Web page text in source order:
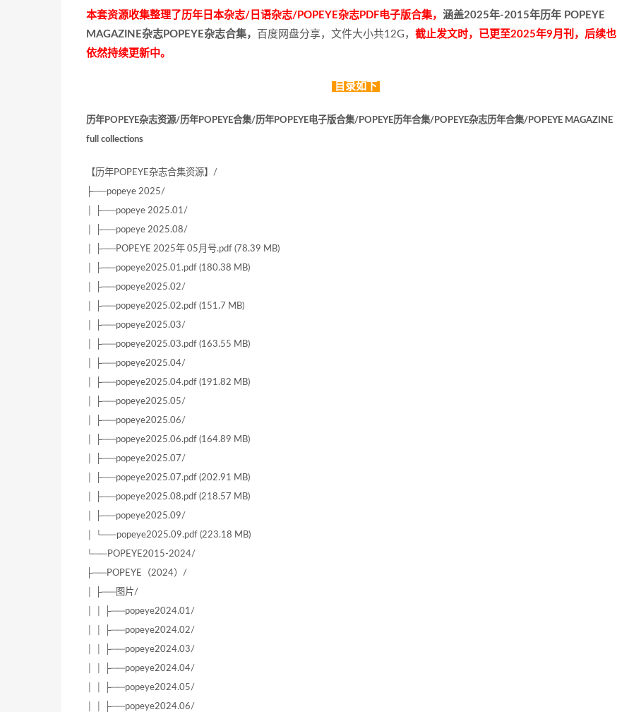
本套资源收集整理了历年日本杂志/日语杂志/POPEYE杂志PDF电子版合集， 涵盖2025年-2015年历年 POPEYE
MAGAZINE杂志POPEYE杂志合集，
百度网盘分享，文件大小共12G， 截止发文时，已更至2025年9月刊，后续也
依然持续更新中。
目录如下
历年POPEYE杂志资源/历年POPEYE合集/历年POPEYE电子版合集/POPEYE历年合集/POPEYE杂志历年合集/POPEYE MAGAZINE
full collections
【历年POPEYE杂志合集资源】/
├──popeye 2025/
│ ├──popeye 2025.01/
│ ├──popeye 2025.08/
│ ├──POPEYE 2025年 05月号.pdf (78.39 MB)
│ ├──popeye2025.01.pdf (180.38 MB)
│ ├──popeye2025.02/
│ ├──popeye2025.02.pdf (151.7 MB)
│ ├──popeye2025.03/
│ ├──popeye2025.03.pdf (163.55 MB)
│ ├──popeye2025.04/
│ ├──popeye2025.04.pdf (191.82 MB)
│ ├──popeye2025.05/
│ ├──popeye2025.06/
│ ├──popeye2025.06.pdf (164.89 MB)
│ ├──popeye2025.07/
│ ├──popeye2025.07.pdf (202.91 MB)
│ ├──popeye2025.08.pdf (218.57 MB)
│ ├──popeye2025.09/
│ └──popeye2025.09.pdf (223.18 MB)
└──POPEYE2015-2024/
├──POPEYE（2024）/
│ ├──图片/
│ │ ├──popeye2024.01/
│ │ ├──popeye2024.02/
│ │ ├──popeye2024.03/
│ │ ├──popeye2024.04/
│ │ ├──popeye2024.05/
│ │ ├──popeye2024.06/